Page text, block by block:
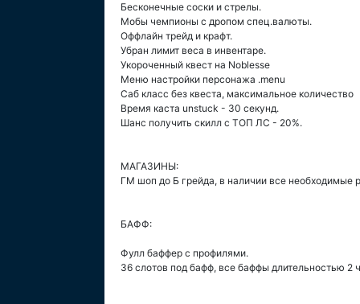
Бесконечные соски и стрелы.
Мобы чемпионы с дропом спец.валюты.
Оффлайн трейд и крафт.
Убран лимит веса в инвентаре.
Укороченный квест на Noblesse
Меню настройки персонажа .menu
Саб класс без квеста, максимальное количество
Время каста unstuck - 30 секунд.
Шанс получить скилл с ТОП ЛС - 20%.
МАГАЗИНЫ:
ГМ шоп до Б грейда, в наличии все необходимые
БАФФ:
Фулл баффер с профилями.
36 слотов под бафф, все баффы длительностью 2